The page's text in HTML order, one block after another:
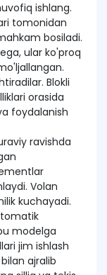
ishlang.
tomonidan
bosiladi.
ular ko'proq
Blokli
orasida
foydalanish
ravishda
Volan
kuchayadi.
modelga
jim ishlash
ajralib